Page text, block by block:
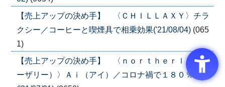
【売上アップの決め手】 〈ＣＨＩＬＬＡＸＹ〉チラ
クシー／コーヒーと喫煙具で相乗効果('21/08/04) (065
1)
【売上アップの決め手】 〈ｎｏｒｔｈｅｒｌｙ（ノ
ーザリー）〉Ａｉ（アイ）／コロナ禍で１８０％増収